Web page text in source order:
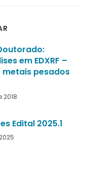
em EDXRF –
pesados
2018
Edital 2025.1